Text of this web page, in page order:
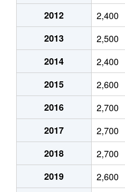
1,300万円
両国
2,500万円
両国
960万円
両国
3,000万円
両国
2,000万円
両国
3,000万円
両国
2,700万円
両国
1,600万円
両国
2012
2,400
2013
2,500
2014
2,400
2015
2,600
2016
2,700
2017
2,700
2018
2,700
2019
2,600